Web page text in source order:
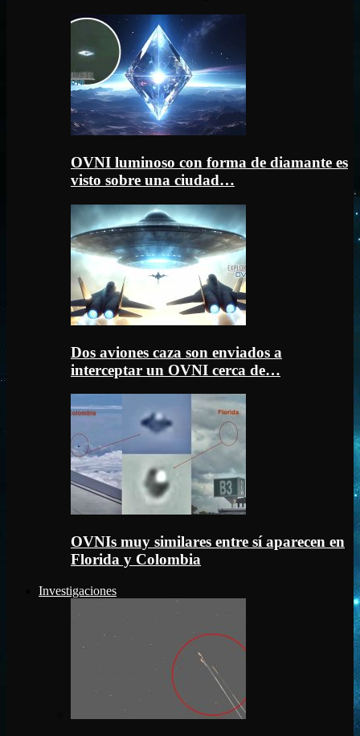
OVNI luminoso con forma de diamante es
visto sobre una ciudad…
Dos aviones caza son enviados a
interceptar un OVNI cerca de…
OVNIs muy similares entre sí aparecen en
Florida y Colombia
Investigaciones